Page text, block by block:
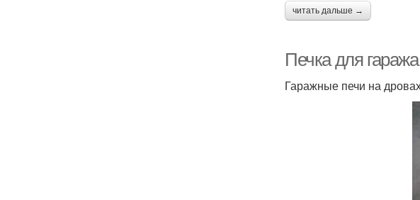
читать дальше →
Печка для
Гаражные печи на